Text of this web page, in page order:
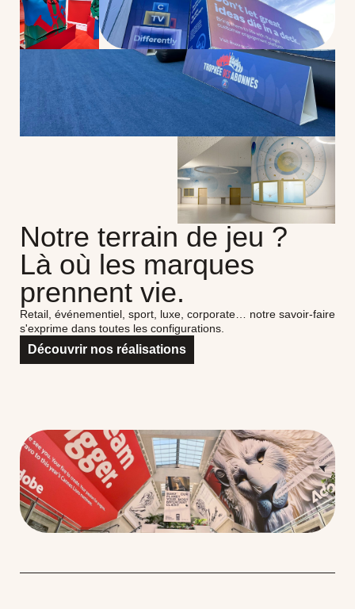
Notre terrain de jeu ?
Là où les marques
prennent vie.
Retail, événementiel, sport, luxe, corporate… notre savoir-faire
s'exprime dans toutes les configurations.
Découvrir nos réalisations